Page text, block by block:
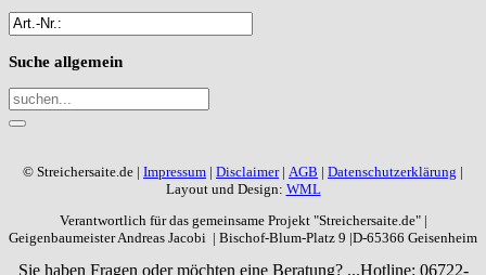
Suche allgemein
© Streichersaite.de | Impressum | Disclaimer| AGB | Datenschutzerklärung |
Layout und Design: WML
Verantwortlich für das gemeinsame Projekt "Streichersaite.de" |
Geigenbaumeister Andreas Jacobi | Bischof-Blum-Platz 9 |D-65366 Geisenheim
Sie haben Fragen oder möchten eine Beratung? ...Hotline: 06722-